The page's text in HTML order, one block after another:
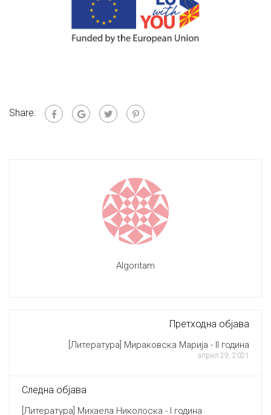
Share:
Algoritam
Претходна објава
[Литература] Мираковска Марија - II година
април 29, 2021
Следна објава
[Литература] Михаела Николоска - I година